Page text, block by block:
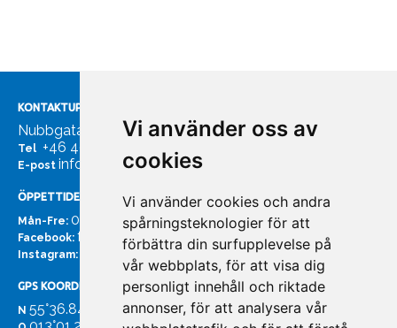
Vi använder oss av
cookies
Vi använder cookies och andra
spårningsteknologier för att
förbättra din surfupplevelse på
vår webbplats, för att visa dig
personligt innehåll och riktade
annonser, för att analysera vår
KONTAKTUPPGIFTER
Nubbgatan 7, 211 24 Malmö
Tel +46 40185561
E-post info@bachmans.se
ÖPPETTIDER
Mån-Fre: 07:00 - 16:00
Facebook: facebook.com/bachmans.se
Instagram: instagram.com/bachmans.se
GPS KOORDINATER
N 55°36.847